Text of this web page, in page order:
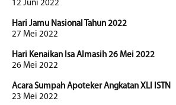
12 Juni 2022
Hari Jamu Nasional Tahun 2022
27 Mei 2022
Hari Kenaikan Isa Almasih 26 Mei 2022
26 Mei 2022
Acara Sumpah Apoteker Angkatan XLI ISTN
23 Mei 2022